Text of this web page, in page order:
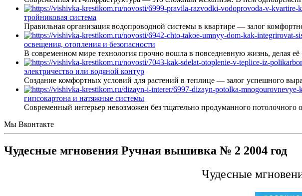
тройниковая система
Правильная организация водопроводной системы в квартире — залог
освещения, отопления и безопасности
В современном мире технология прочно вошла в повседневную жизнь, делая её
электричество или водяной контур
Создание комфортных условий для растений в теплице — залог успешного
гипсокартона и натяжные системы
Современный интерьер невозможен без тщательно продуманного потолочного
Мы Вконтакте
Чудесные мгновения Ручная вышивка № 2 2004 год
Чудесные